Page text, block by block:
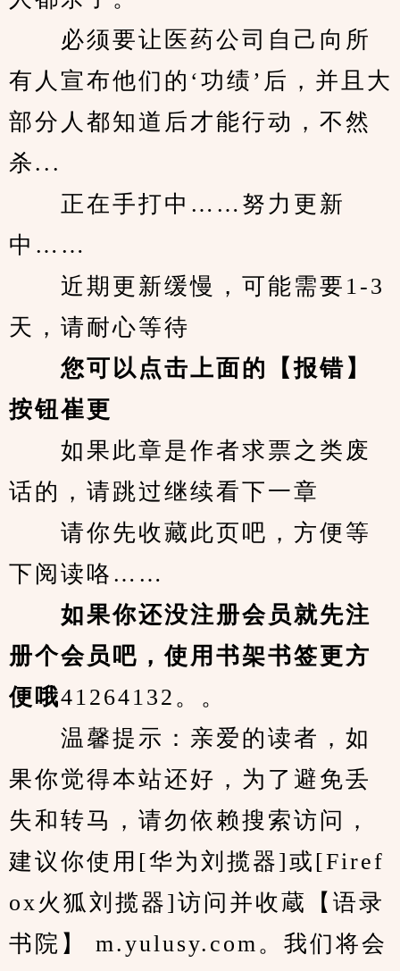
必须要让医药公司自己向所
有人宣布他们的‘功绩’后，并且大
部分人都知道后才能行动，不然
杀...
正在手打中……努力更新
中……
近期更新缓慢，可能需要1-3
天，请耐心等待
您可以点击上面的【报错】
按钮崔更
如果此章是作者求票之类废
话的，请跳过继续看下一章
请你先收藏此页吧，方便等
下阅读咯……
如果你还没注册会员就先注
册个会员吧，使用书架书签更方
便哦41264132。。
温馨提示：亲爱的读者，如
果你觉得本站还好，为了避免丢
失和转马，请勿依赖搜索访问，
建议你使用[华为刘揽器]或[Firef
ox火狐刘揽器]访问并收蔵【语录
书院】 m.yulusy.com。我们将会